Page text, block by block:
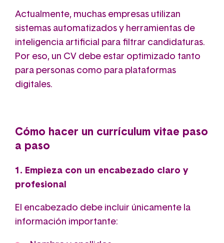
Actualmente, muchas empresas utilizan
sistemas automatizados y herramientas de
inteligencia artificial para filtrar candidaturas.
Por eso, un CV debe estar optimizado tanto
para personas como para plataformas
digitales.
Cómo hacer un currículum vitae paso
a paso
1. Empieza con un encabezado claro y
profesional
El encabezado debe incluir únicamente la
información importante: